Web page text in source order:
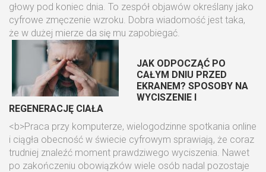
głowy pod koniec dnia. To zespół objawów określany jako
cyfrowe zmęczenie wzroku. Dobra wiadomość jest taka,
że w dużej mierze da się mu zapobiegać.
JAK ODPOCZĄĆ PO
CAŁYM DNIU PRZED
EKRANEM? SPOSOBY NA
WYCISZENIE I
REGENERACJĘ CIAŁA
<b>Praca przy komputerze, wielogodzinne spotkania online
i ciągła obecność w świecie cyfrowym sprawiają, że coraz
trudniej znaleźć moment prawdziwego wyciszenia. Nawet
po zakończeniu obowiązków wiele osób nadal pozostaje